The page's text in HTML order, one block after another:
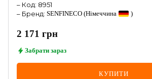
– Код: 8951
– Бренд: SENFINECO (Німеччина )
2 171 грн
Забрати зараз
КУПИТИ